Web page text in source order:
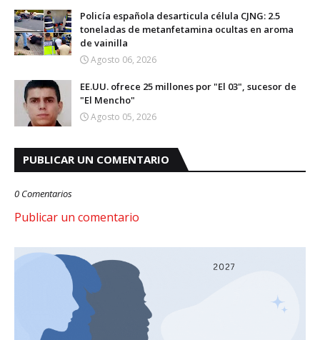
Policía española desarticula célula CJNG: 2.5
toneladas de metanfetamina ocultas en aroma
de vainilla
Agosto 06, 2026
EE.UU. ofrece 25 millones por "El 03", sucesor de
"El Mencho"
Agosto 05, 2026
PUBLICAR UN COMENTARIO
0 Comentarios
Publicar un comentario